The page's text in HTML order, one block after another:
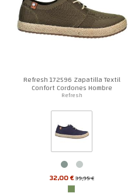
Refresh 172596 Zapatilla Textil
Confort Cordones Hombre
Refresh
32,00 €39,95 €